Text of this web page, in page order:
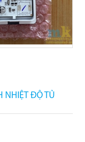
NHIỆT ĐỘ TỦ